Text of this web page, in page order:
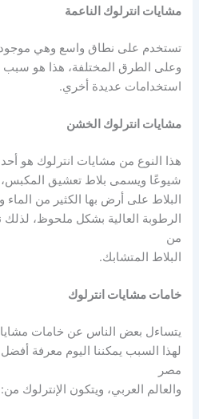
مشايات انترلوك الناعمة
تستخدم على نطاق واسع وهي
وعلى الطرق المختلفة، هذا هو
استخدامات عديدة أخري.
مشايات انترلوك الخشن
هذا النوع من مشايات انترلوك هو أحد
شيوعًا ويسمى بلاط تعشيق المكبس،
البلاط على أرض بها الكثير من الماء
الرطوبة العالية بشكل ملحوظ،
من
البلاط المتشابك.
خامات مشايات انترلوك
يتساءل بعض الناس عن خامات
لهذا السبب يمكننا اليوم معرفة
مصر
والعالم العربي، ويتكون الإنترلوك من: